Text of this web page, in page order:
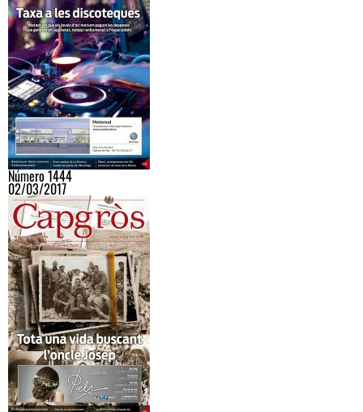
Número 1444
02/03/2017